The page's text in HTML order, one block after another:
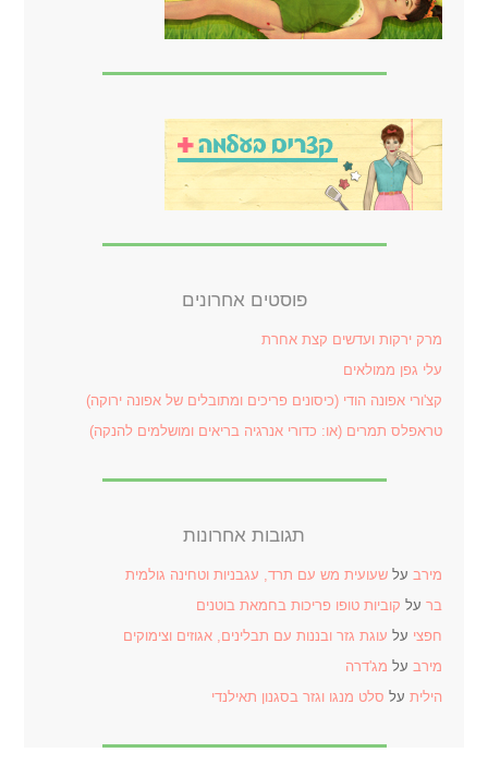
פוסטים אחרונים
מרק ירקות ועדשים קצת אחרת
עלי גפן ממולאים
קצ'ורי אפונה הודי (כיסונים פריכים ומתובלים של אפונה ירוקה)
טראפלס תמרים (או: כדורי אנרגיה בריאים ומושלמים להנקה)
תגובות אחרונות
מירב עלשעועית מש עם תרד, עגבניות וטחינה גולמית
בר על קוביות טופו פריכות בחמאת בוטנים
חפצי על עוגת גזר ובננות עם תבלינים, אגוזים וצימוקים
מירב על מג'דרה
הילית על סלט מנגו וגזר בסגנון תאילנדי